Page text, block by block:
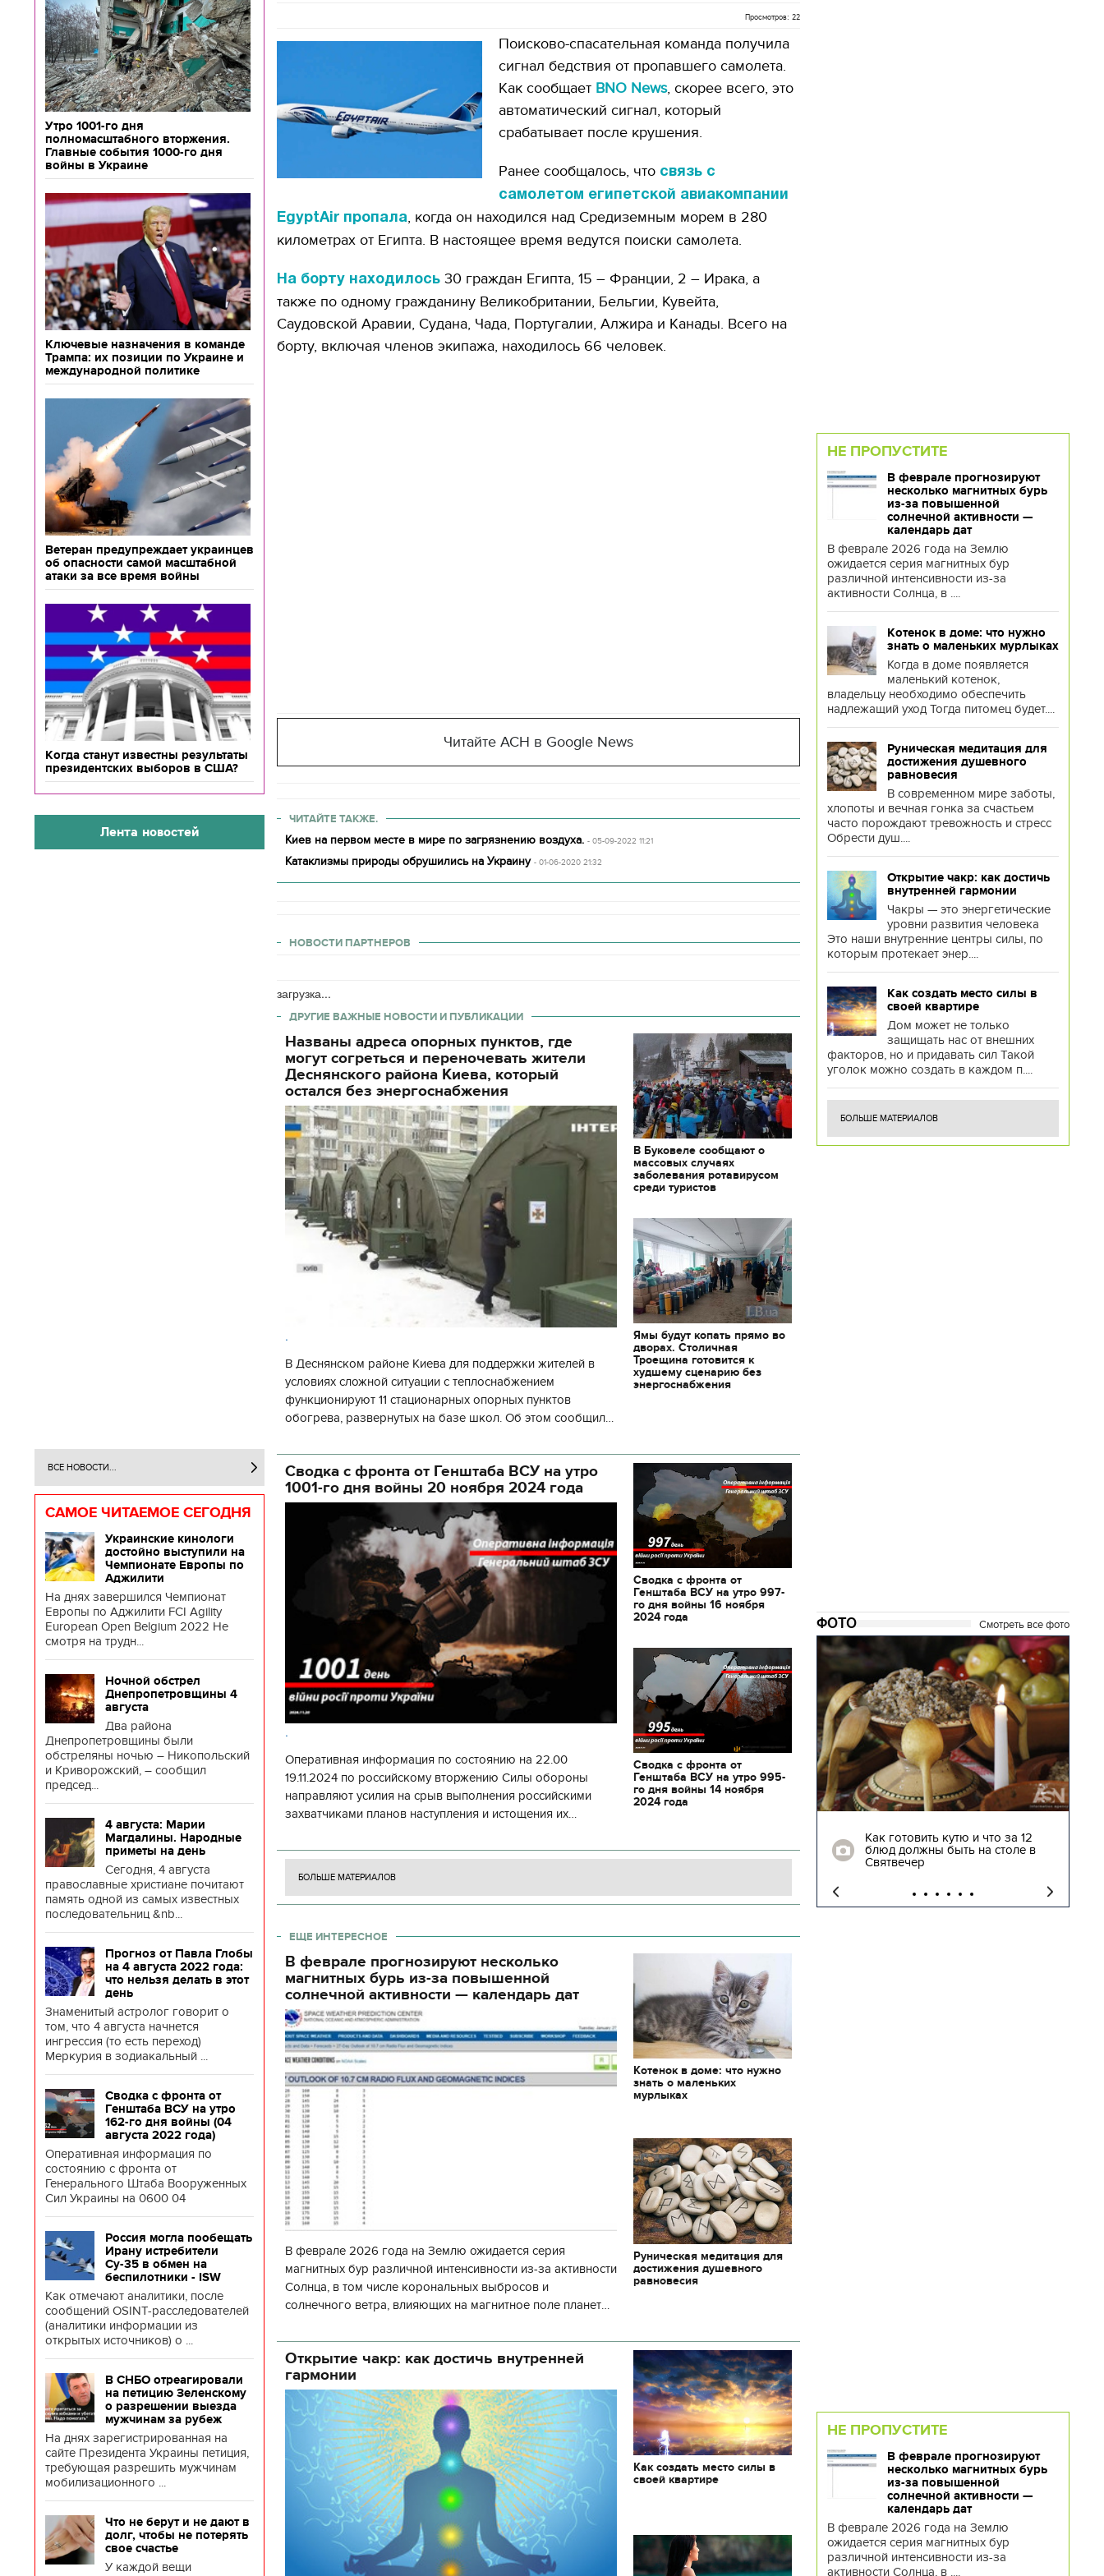
Утро 1001-го дня
полномасштабного вторжения.
Главные события 1000-го дня
войны в Украине
Ключевые назначения в команде
Трампа: их позиции по Украине и
международной политике
Ветеран предупреждает украинцев
об опасности самой масштабной
атаки за все время войны
Когда станут известны результаты
президентских выборов в США?
Лента новостей
ВСЕ НОВОСТИ...
САМОЕ ЧИТАЕМОЕ СЕГОДНЯ
Украинские кинологи
достойно выступили на
Чемпионате Европы по
Аджилити
На днях завершился Чемпионат
Европы по Аджилити FCI Agility
European Open Belgium 2022 Не
смотря на трудн...
Ночной обстрел
Днепропетровщины 4
августа
Два района
Днепропетровщины были
обстреляны ночью – Никопольский
и Криворожский, – сообщил
председ...
4 августа: Марии
Магдалины. Народные
приметы на день
Сегодня, 4 августа
православные христиане почитают
память одной из самых известных
последовательниц &nb...
Прогноз от Павла Глобы
на 4 августа 2022 года:
что нельзя делать в этот
день
Знаменитый астролог говорит о
том, что 4 августа начнется
ингрессия (то есть переход)
Меркурия в зодиакальный ...
Сводка с фронта от
Генштаба ВСУ на утро
162-го дня войны (04
августа 2022 года)
Оперативная информация по
состоянию с фронта от
Генерального Штаба Вооруженных
Сил Украины на 0600 04
Россия могла пообещать
Ирану истребители
Су-35 в обмен на
беспилотники - ISW
Как отмечают аналитики, после
сообщений OSINT-расследователей
(аналитики информации из
открытых источников) о ...
В СНБО отреагировали
на петицию Зеленскому
о разрешении выезда
мужчинам за рубеж
На днях зарегистрированная на
сайте Президента Украины петиция,
требующая разрешить мужчинам
мобилизационного ...
Что не берут и не дают в
долг, чтобы не потерять
свое счастье
У каждой вещи
Просмотров: 22
Поисково-спасательная команда получила
сигнал бедствия от пропавшего самолета.
Как сообщает BNO News, скорее всего, это
автоматический сигнал, который
срабатывает после крушения.
Ранее сообщалось, что связь с
самолетом египетской авиакомпании
EgyptAir пропала, когда он находился над Средиземным морем в 280
километрах от Египта. В настоящее время ведутся поиски самолета.
На борту находилось 30 граждан Египта, 15 – Франции, 2 – Ирака, а
также по одному гражданину Великобритании, Бельгии, Кувейта,
Саудовской Аравии, Судана, Чада, Португалии, Алжира и Канады. Всего на
борту, включая членов экипажа, находилось 66 человек.
Читайте АСН в Google News
ЧИТАЙТЕ ТАКЖЕ.
Киев на первом месте в мире по загрязнению воздуха. - 05-09-2022 11:21
Катаклизмы природы обрушились на Украину - 01-06-2020 21:32
НОВОСТИ ПАРТНЕРОВ
загрузка...
ДРУГИЕ ВАЖНЫЕ НОВОСТИ И ПУБЛИКАЦИИ
Названы адреса опорных пунктов, где
могут согреться и переночевать жители
Деснянского района Киева, который
остался без энергоснабжения
.
В Деснянском районе Киева для поддержки жителей в
условиях сложной ситуации с теплоснабжением
функционируют 11 стационарных опорных пунктов
обогрева, развернутых на базе школ. Об этом сообщил
государственной а
В Буковеле сообщают о
массовых случаях
заболевания ротавирусом
среди туристов
Ямы будут копать прямо во
дворах. Столичная
Троещина готовится к
худшему сценарию без
энергоснабжения
Сводка с фронта от Генштаба ВСУ на утро
1001-го дня войны 20 ноября 2024 года
.
Оперативная информация по состоянию на 22.00
19.11.2024 по российскому вторжению Силы обороны
направляют усилия на срыв выполнения российскими
захватчиками планов наступления и истощения их
боевых ст
Сводка с фронта от
Генштаба ВСУ на утро 997-
го дня войны 16 ноября
2024 года
Сводка с фронта от
Генштаба ВСУ на утро 995-
го дня войны 14 ноября
2024 года
БОЛЬШЕ МАТЕРИАЛОВ
ЕЩЕ ИНТЕРЕСНОЕ
В феврале прогнозируют несколько
магнитных бурь из-за повышенной
солнечной активности — календарь дат
В феврале 2026 года на Землю ожидается серия
магнитных бур различной интенсивности из-за активности
Солнца, в том числе корональных выбросов и
солнечного ветра, влияющих на магнитное поле планеты.
об
Котенок в доме: что нужно
знать о маленьких
мурлыках
Руническая медитация для
достижения душевного
равновесия
Открытие чакр: как достичь внутренней
гармонии
Как создать место силы в
своей квартире
НЕ ПРОПУСТИТЕ
В феврале прогнозируют
несколько магнитных бурь
из-за повышенной
солнечной активности —
календарь дат
В феврале 2026 года на Землю
ожидается серия магнитных бур
различной интенсивности из-за
активности Солнца, в ....
Котенок в доме: что нужно
знать о маленьких мурлыках
Когда в доме появляется
маленький котенок,
владельцу необходимо обеспечить
надлежащий уход Тогда питомец будет....
Руническая медитация для
достижения душевного
равновесия
В современном мире заботы,
хлопоты и вечная гонка за счастьем
часто порождают тревожность и стресс
Обрести душ....
Открытие чакр: как достичь
внутренней гармонии
Чакры — это энергетические
уровни развития человека
Это наши внутренние центры силы, по
которым протекает энер....
Как создать место силы в
своей квартире
Дом может не только
защищать нас от внешних
факторов, но и придавать сил Такой
уголок можно создать в каждом п....
БОЛЬШЕ МАТЕРИАЛОВ
ФОТО Смотреть все фото
декорации к фильму
"Сторожевая застава"
Как готовить кутю и что за 12
блюд должны быть на столе в
Святвечер
НЕ ПРОПУСТИТЕ
В феврале прогнозируют
несколько магнитных бурь
из-за повышенной
солнечной активности —
календарь дат
В феврале 2026 года на Землю
ожидается серия магнитных бур
различной интенсивности из-за
активности Солнца, в ....